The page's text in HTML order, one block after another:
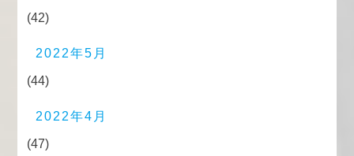
(42)
2022年5月
(44)
2022年4月
(47)